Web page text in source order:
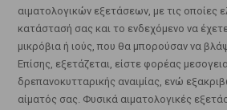
αιματολογικών εξετάσεων, με τις οποίες
κατάστασή σας και το ενδεχόμενο να
μικρόβια ή ιούς, που θα μπορούσαν να
Επίσης, εξετάζεται, είστε φορέας
δρεπανοκυτταρικής αναιμίας, ενώ
αίματός σας. Φυσικά αιματολογικές